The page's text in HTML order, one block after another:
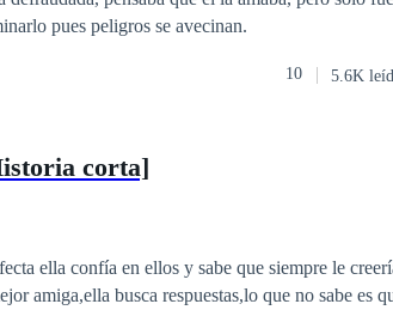
pues peligros se avecinan.
10 5.6K
corta]
ella confía en ellos y sabe que siempre le
amiga,ella busca respuestas,lo que no sabe es